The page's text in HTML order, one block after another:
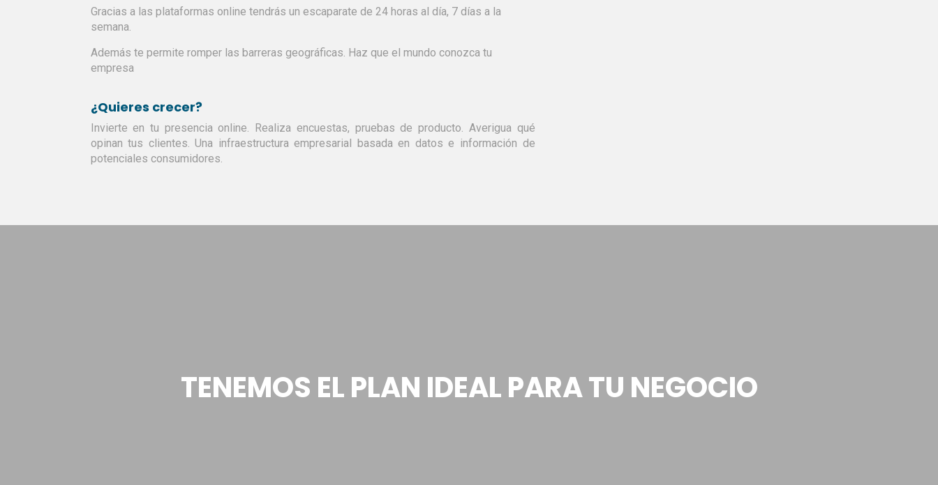
Gracias a las plataformas online tendrás un escaparate de 24 horas al día, 7 días a la
semana.
Además te permite romper las barreras geográficas. Haz que el mundo conozca tu
empresa
¿Quieres crecer?
Invierte en tu presencia online. Realiza encuestas, pruebas de producto. Averigua qué
opinan tus clientes. Una infraestructura empresarial basada en datos e información de
potenciales consumidores.
TENEMOS EL PLAN IDEAL PARA TU NEGOCIO